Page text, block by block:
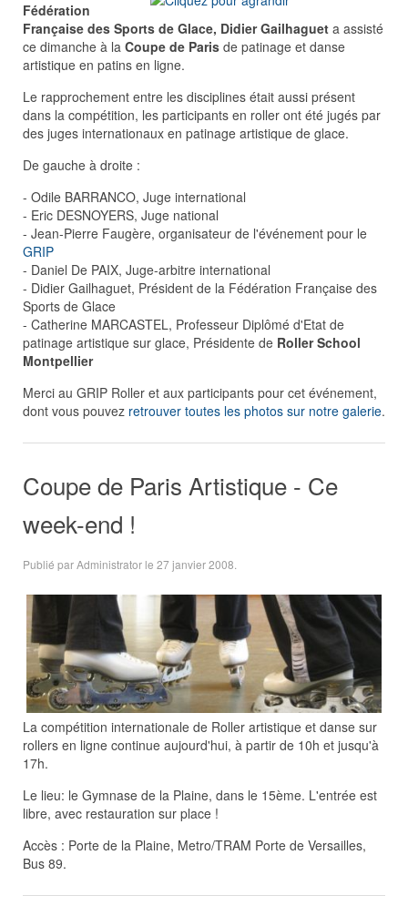
Fédération
Française des Sports de Glace, Didier Gailhaguet a assisté
ce dimanche à la Coupe de Paris de patinage et danse
artistique en patins en ligne.
Le rapprochement entre les disciplines était aussi présent
dans la compétition, les participants en roller ont été jugés par
des juges internationaux en patinage artistique de glace.
De gauche à droite :
- Odile BARRANCO, Juge international
- Eric DESNOYERS, Juge national
- Jean-Pierre Faugère, organisateur de l'événement pour le
GRIP
- Daniel De PAIX, Juge-arbitre international
- Didier Gailhaguet, Président de la Fédération Française des
Sports de Glace
- Catherine MARCASTEL, Professeur Diplômé d'Etat de
patinage artistique sur glace, Présidente de Roller School
Montpellier
Merci au GRIP Roller et aux participants pour cet événement,
dont vous pouvez retrouver toutes les photos sur notre galerie.
Coupe de Paris Artistique - Ce
week-end !
Publié par Administrator le 27 janvier 2008
La compétition internationale de Roller artistique et danse sur
rollers en ligne continue aujourd'hui, à partir de 10h et jusqu'à
17h.
Le lieu: le Gymnase de la Plaine, dans le 15ème. L'entrée est
libre, avec restauration sur place !
Accès : Porte de la Plaine, Metro/TRAM Porte de Versailles,
Bus 89.